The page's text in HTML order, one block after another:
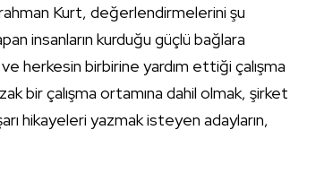
Kurt, değerlendirmelerini şu
insanların kurduğu güçlü bağlara
herkesin birbirine yardım ettiği çalışma
bir çalışma ortamına dahil olmak, şirket
hikayeleri yazmak isteyen adayların,